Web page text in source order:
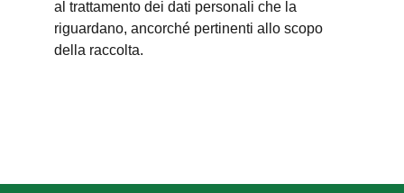
al trattamento dei dati personali che la
riguardano, ancorché pertinenti allo scopo
della raccolta.